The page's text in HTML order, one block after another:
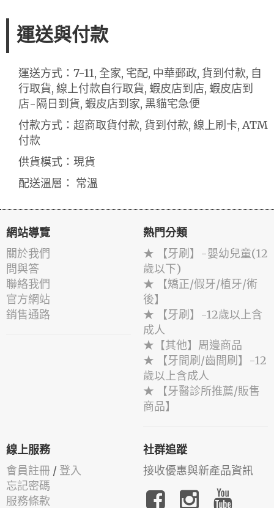
運送與付款
運送方式：7-11, 全家, 宅配, 中華郵政, 貨到付款, 自
行取貨, 線上付款自行取貨, 蝦皮店到店, 蝦皮店到
店-隔日到貨, 蝦皮店到家, 黑貓宅急便
付款方式：超商取貨付款, 貨到付款, 線上刷卡, ATM
付款
供貨模式：現貨
配送溫層： 常溫
網站導覽
關於我們
問與答
聯絡我們
官方網站
銷售通路
熱門分類
★ 【牙刷】-嬰幼兒童(12
歲以下)
★ 【矯正/假牙/植牙/術
後】
★ 【牙刷】-12歲以上含
成人
★【其他】周邊商品
★ 【牙間刷/齒間刷】-12
歲以上含成人
★ 【牙醫診所推薦/販售
商品】
線上服務
會員註冊 / 登入
忘記密碼
服務條款
社群追蹤
接收優惠與新產品資訊